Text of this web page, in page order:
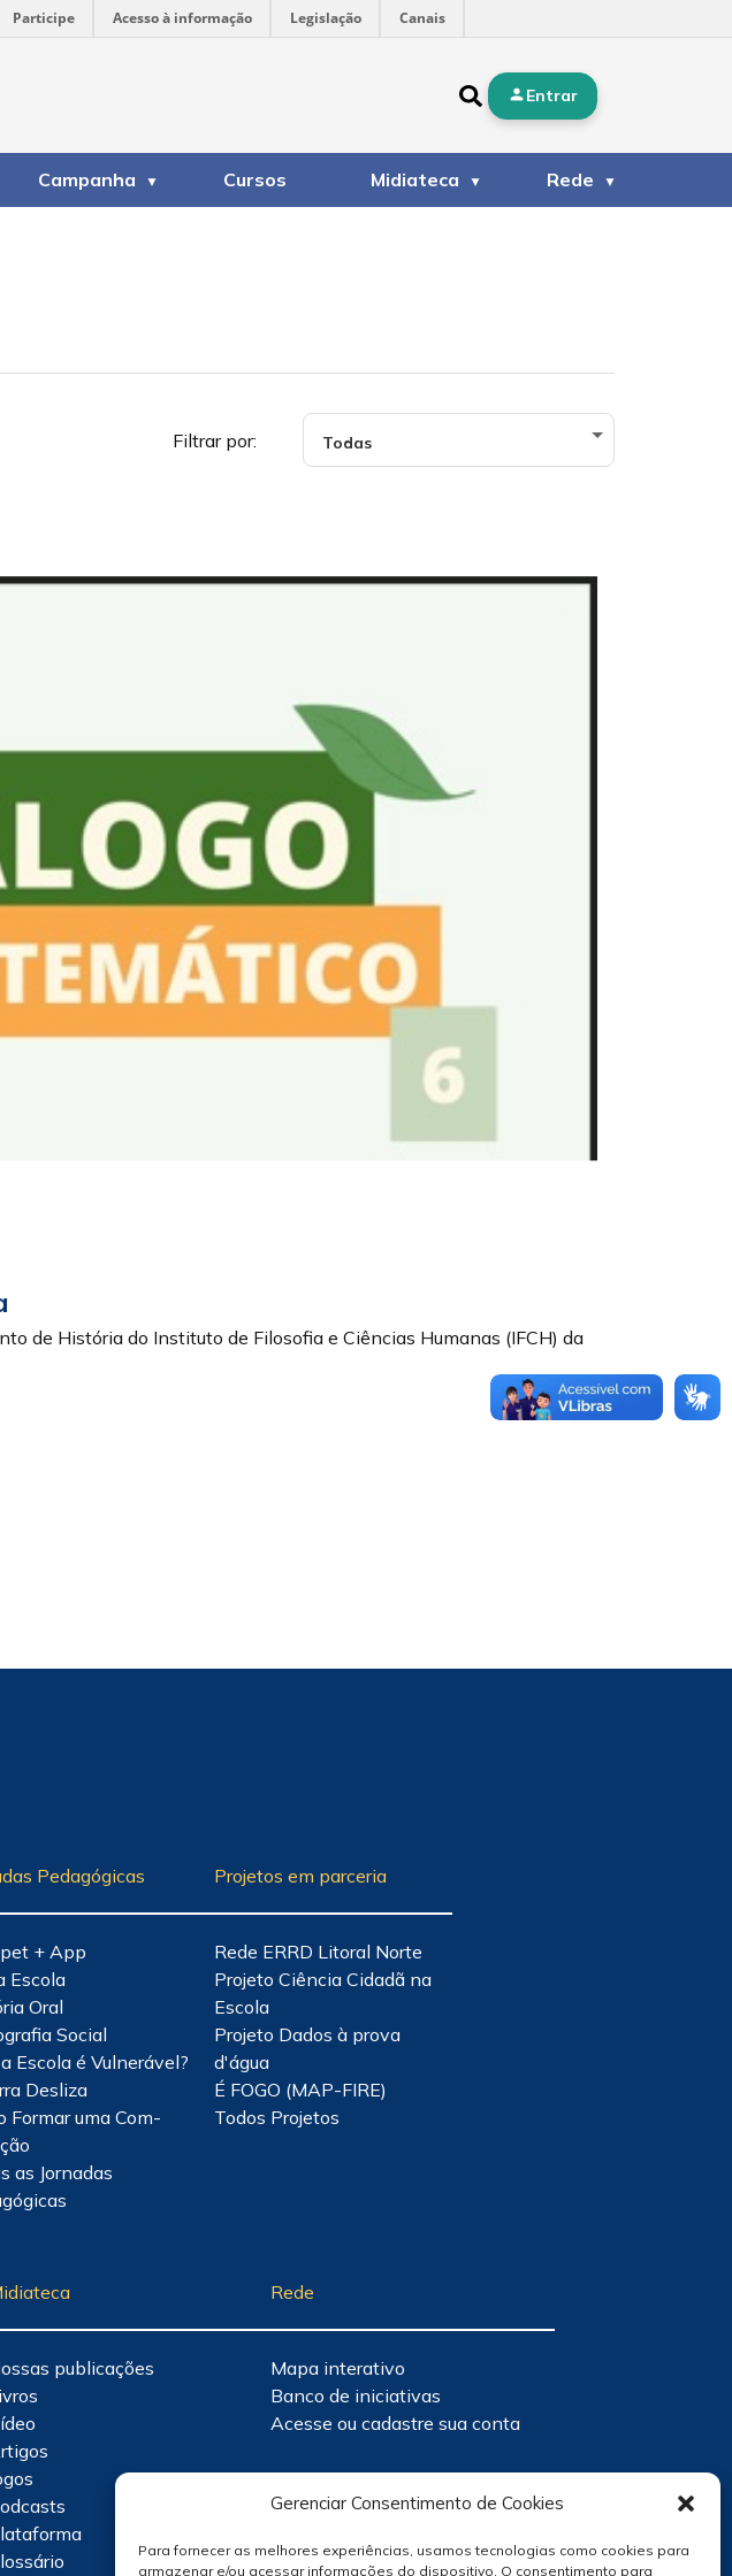
Gerenciar Consentimento de Cookies
Para fornecer as melhores experiências, usamos tecnologias como cookies para
armazenar e/ou acessar informações do dispositivo. O consentimento para
Participe Acesso à informação Legislação Canais
Entrar
Campanha Cursos Midiateca Rede
Filtrar por:
de História do Instituto de Filosofia e Ciências Humanas (IFCH) da
Pedagógicas
+ App
Escola
Oral
Social
Escola é Vulnerável?
Desliza
Formar uma Com-
as Jornadas
Projetos em parceria
Rede ERRD Litoral Norte
Projeto Ciência Cidadã na
Escola
Projeto Dados à prova
d'água
É FOGO (MAP-FIRE)
Todos Projetos
publicações
Rede
Mapa interativo
Banco de iniciativas
Acesse ou cadastre sua conta